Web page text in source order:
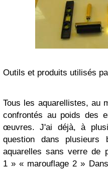
Outils et produits utilisés
Tous les aquarellistes, au
confrontés au poids des
œuvres. J'ai déjà, à
question dans
aquarelles sans verre de
1 » « marouflage 2 »